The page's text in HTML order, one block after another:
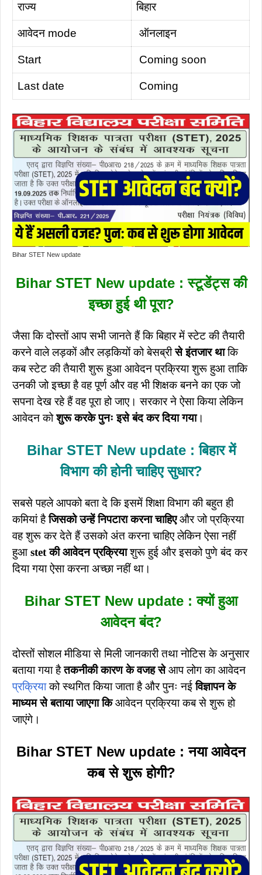
राज्य बिहार
आवेदन mode ऑनलाइन
Start Coming soon
Last date Coming
Bihar STET New update
Bihar STET New update : स्टूडेंट्स की
इच्छा हुई थी पूरा?
जैसा कि दोस्तों आप सभी जानते हैं कि बिहार में स्टेट की तैयारी
करने वाले लड़कों और लड़कियों को बेसब्रीसे इंतजार थाकि
कब स्टेट की तैयारी शुरू हुआ आवेदन प्रक्रिया शुरू हुआ ताकि
उनकी जो इच्छा है वह पूर्ण और वह भी शिक्षक बनने का एक जो
सपना देख रहे हैं वह पूरा हो जाए। सरकार ने ऐसा किया लेकिन
आवेदन कोशुरू करके पुनः इसे बंद कर दिया गया।
Bihar STET New update : बिहार में
विभाग की होनी चाहिए सुधार?
सबसे पहले आपको बता दे कि इसमें शिक्षा विभाग की बहुत ही
कमियां हैजिसको उन्हें निपटारा करना चाहिएऔर जो प्रक्रिया
वह शुरू कर देते हैं उसको अंत करना चाहिए लेकिन ऐसा नहीं
हुआ stet की आवेदन प्रक्रियाशुरू हुई और इसको पुणे बंद कर
दिया गया ऐसा करना अच्छा नहीं था।
Bihar STET New update : क्यों हुआ
आवेदन बंद?
दोस्तों सोशल मीडिया से मिली जानकारी तथा नोटिस के अनुसार
बताया गया हैतकनीकी कारण के वजह सेआप लोग का आवेदन
प्रक्रियाको स्थगित किया जाता है और पुनः नईविज्ञापन के
माध्यम से बताया जाएगा किआवेदन प्रक्रिया कब से शुरू हो
जाएंगे।
Bihar STET New update : नया आवेदन
कब से शुरू होगी?